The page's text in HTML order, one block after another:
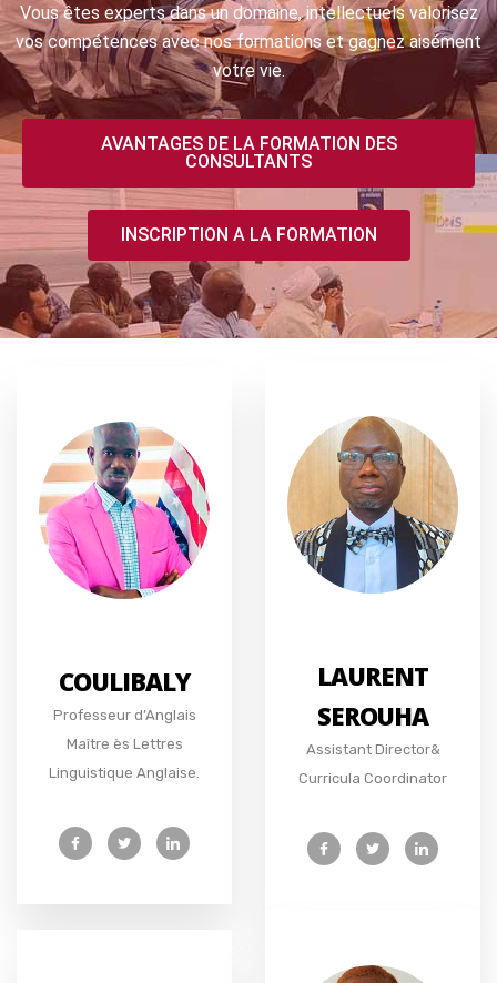
Vous êtes experts dans un domaine, intellectuels valorisez
vos compétences avec nos formations et gagnez aisément
votre vie.
AVANTAGES DE LA FORMATION DES
CONSULTANTS
INSCRIPTION A LA FORMATION
COULIBALY
Professeur d’Anglais
Maître ès Lettres
Linguistique Anglaise.
LAURENT
SEROUHA
Assistant Director&
Curricula Coordinator